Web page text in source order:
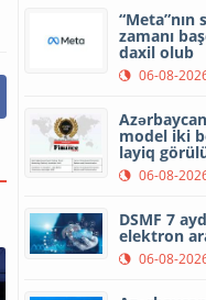
zamanı
daxil olub
06-08-
model iki
layiq
06-08-
DSMF 7
elektron
06-08-